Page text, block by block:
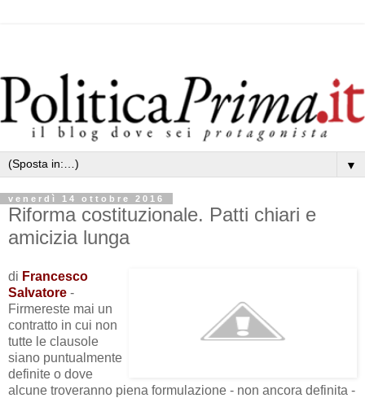
▼
venerdì 14 ottobre 2016
Riforma costituzionale. Patti chiari e
amicizia lunga
di Francesco
Salvatore -
Firmereste mai un
contratto in cui non
tutte le clausole
siano puntualmente
definite o dove
alcune troveranno piena formulazione - non ancora definita -